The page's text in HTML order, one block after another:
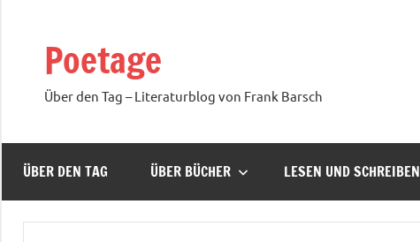
springenPoetage
Über den Tag – Literaturblog von Frank Barsch
ÜBER DEN TAG ÜBER BÜCHER LESEN UND SCHREIBEN